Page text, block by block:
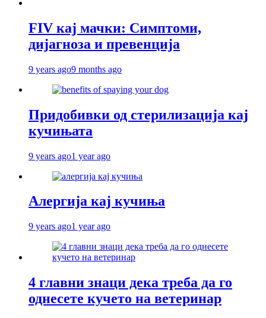
FIV кај мачки: Симптоми,
дијагноза и превенција
9 years ago9 months ago
Придобивки од стерилизација кај
кучињата
9 years ago1 year ago
Алергија кај кучиња
9 years ago1 year ago
4 главни знаци дека треба да го
однесете кучето на ветеринар